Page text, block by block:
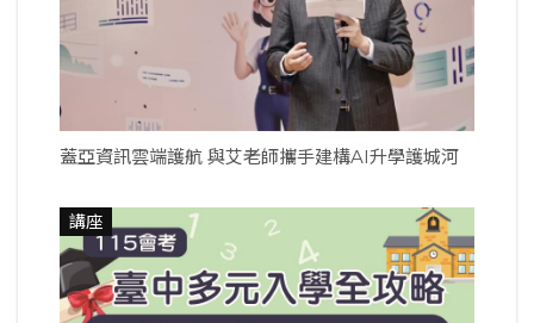
蓋亞資訊雲端護航 與艾老師攜手建構AI升學護城河
講座